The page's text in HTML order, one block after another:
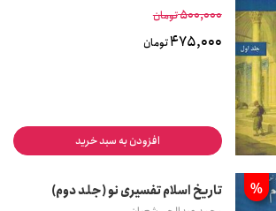
500,000تومان
475,000تومان
افزودن به سبد خرید
% تاریخ اسلام تفسیری نو (جلد دوم)